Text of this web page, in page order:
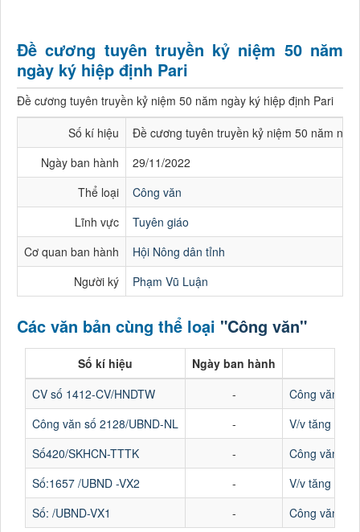
Đề cương tuyên truyền kỷ niệm 50 năm
ngày ký hiệp định Pari
Đề cương tuyên truyền kỷ niệm 50 năm ngày ký hiệp định Pari
Số kí hiệu
Đề cương tuyên truyền kỷ niệm 50 năm
Ngày ban hành
29/11/2022
Thể loại
Công văn
Lĩnh vực
Tuyên giáo
Cơ quan ban hành
Hội Nông dân tỉnh
Người ký
Phạm Vũ Luận
Các văn bản cùng thể loại "Công văn"
Số kí hiệu
Ngày ban hành
CV số 1412-CV/HNDTW
-
Công văn về
Công văn số 2128/UBND-NL
-
V/v tăng
Số420/SKHCN-TTTK
-
Công văn Số
Số:1657 /UBND -VX2
-
V/v tăng
Số: /UBND-VX1
- Công văn V/